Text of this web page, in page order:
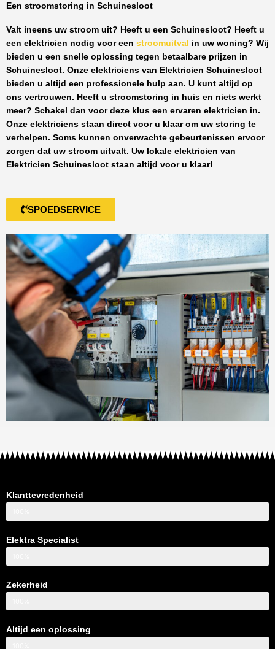
Een stroomstoring in Schuinesloot
Valt ineens uw stroom uit? Heeft u een Schuinesloot? Heeft u
een elektricien nodig voor een stroomuitval in uw woning? Wij
bieden u een snelle oplossing tegen betaalbare prijzen in
Schuinesloot. Onze elektriciens van Elektricien Schuinesloot
bieden u altijd een professionele hulp aan. U kunt altijd op
ons vertrouwen. Heeft u stroomstoring in huis en niets werkt
meer? Schakel dan voor deze klus een ervaren elektricien in.
Onze elektriciens staan direct voor u klaar om uw storing te
verhelpen. Soms kunnen onverwachte gebeurtenissen ervoor
zorgen dat uw stroom uitvalt. Uw lokale elektricien van
Elektricien Schuinesloot staan altijd voor u klaar!
SPOEDSERVICE
Klanttevredenheid
Elektra Specialist
Zekerheid
Altijd een oplossing